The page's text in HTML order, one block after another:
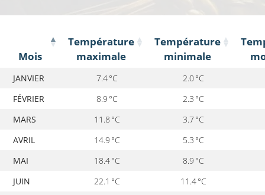
Mois
Température
maximale
Température
minimale
Mois
Température
Température
JANVIER 7.4 °C
2.0 °C
FÉVRIER
8.9 °C
2.3 °C
MARS
11.8 °C
3.7 °C
AVRIL
14.9 °C
5.3 °C
MAI
18.4 °C
8.9 °C
JUIN
22.1 °C
11.4 °C